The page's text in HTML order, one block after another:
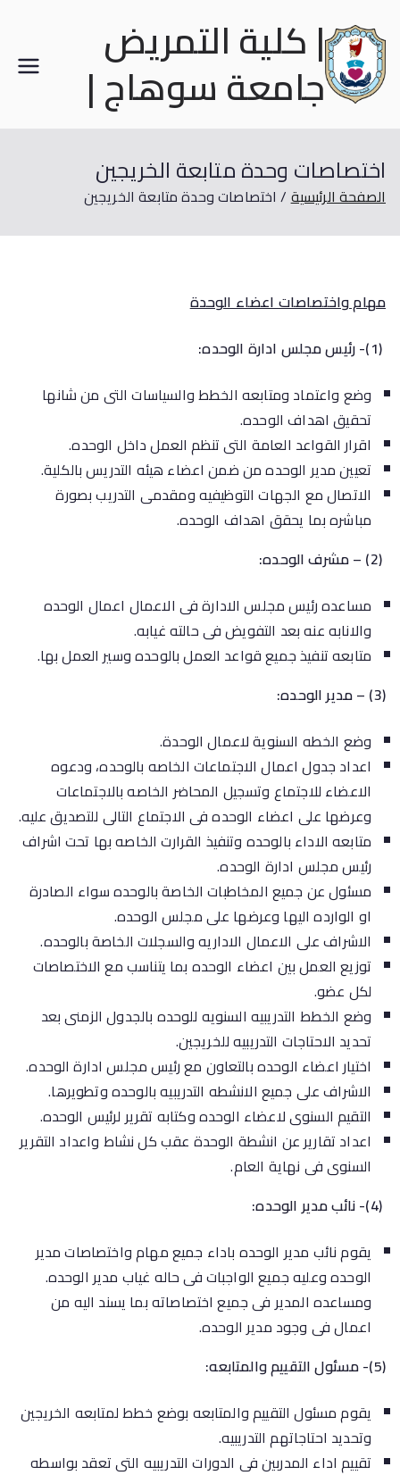
| كلية التمريض
جامعة سوهاج |
اختصاصات وحدة متابعة الخريجين
الصفحة الرئيسية اختصاصات وحدة متابعة الخريجين
مهام واختصاصات اعضاء الوحدة
(1)- رئيس مجلس ادارة الوحده:
وضع واعتماد ومتابعه الخطط والسياسات التى من شانها
تحقيق اهداف الوحده.
اقرار القواعد العامة التى تنظم العمل داخل الوحده.
تعيين مدير الوحده من ضمن اعضاء هيئه التدريس بالكلية.
الاتصال مع الجهات التوظيفيه ومقدمى التدريب بصورة
مباشره بما يحقق اهداف الوحده.
(2) – مشرف الوحده:
مساعده رئيس مجلس الادارة فى الاعمال اعمال الوحده
والانابه عنه بعد التفويض فى حالته غيابه.
متابعه تنفيذ جميع قواعد العمل بالوحده وسير العمل بها.
(3) – مدير الوحده:
وضع الخطه السنوية لاعمال الوحدة.
اعداد جدول اعمال الاجتماعات الخاصه بالوحده، ودعوه
الاعضاء للاجتماع وتسجيل المحاضر الخاصه بالاجتماعات
وعرضها على اعضاء الوحده فى الاجتماع التالى للتصديق عليه.
متابعه الاداء بالوحده وتنفيذ القرارت الخاصه بها تحت اشراف
رئيس مجلس ادارة الوحده.
مسئول عن جميع المخاطبات الخاصة بالوحده سواء الصادرة
او الوارده اليها وعرضها على مجلس الوحده.
الاشراف على الاعمال الاداريه والسجلات الخاصة بالوحده.
توزيع العمل بين اعضاء الوحده بما يتناسب مع الاختصاصات
لكل عضو.
وضع الخطط التدريبيه السنويه للوحده بالجدول الزمنى بعد
تحديد الاحتاجات التدريبيه للخريجين.
اختيار اعضاء الوحده بالتعاون مع رئيس مجلس ادارة الوحده.
الاشراف على جميع الانشطه التدريبيه بالوحده وتطويرها.
التقيم السنوى لاعضاء الوحده وكتابه تقرير لرئيس الوحده.
اعداد تقارير عن انشطة الوحدة عقب كل نشاط واعداد التقرير
السنوى فى نهاية العام.
(4)- نائب مدير الوحده:
يقوم نائب مدير الوحده باداء جميع مهام واختصاصات مدير
الوحده وعليه جميع الواجبات فى حاله غياب مدير الوحده.
ومساعده المدير فى جميع اختصاصاته بما يسند اليه من
اعمال فى وجود مدير الوحده.
(5)- مسئول التقييم والمتابعه:
يقوم مسئول التقييم والمتابعه بوضع خطط لمتابعه الخريجين
وتحديد احتاجاتهم التدريبيه.
تقييم اداء المدربين فى الدورات التدريبيه التى تعقد بواسطه